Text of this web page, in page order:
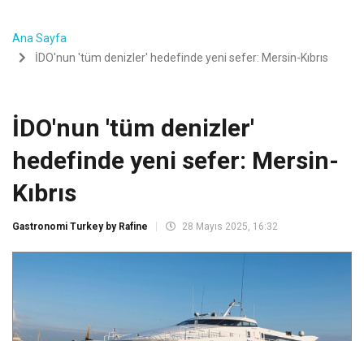
Ana Sayfa
İDO'nun 'tüm denizler' hedefinde yeni sefer: Mersin-Kıbrıs
İDO'nun 'tüm denizler'
hedefinde yeni sefer: Mersin-
Kıbrıs
Gastronomi Turkey by Rafine 28 Mayıs 2025, 16:32